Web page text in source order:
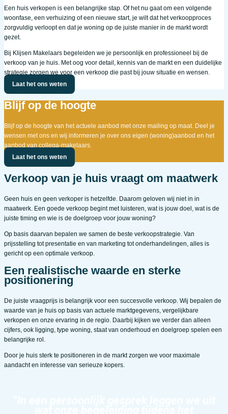
Een huis verkopen is een belangrijke stap. Of het nu gaat om een volgende
woonfase, een verhuizing of een nieuwe start, je wilt dat het verkoopproces
zorgvuldig verloopt en dat je woning op de juiste manier in de markt wordt
gezet.
Bij Klijsen Makelaars begeleiden we je persoonlijk en professioneel bij de
verkoop van je huis. Met oog voor detail, kennis van de markt en een duidelijke
strategie zorgen we voor een verkoop die past bij jouw situatie en wensen.
Laat het ons weten
Blijf op de hoogte
Blijf op de hoogte van het actuele aanbod met onze mailing op maat. Deel je
wensen met ons en wij informeren je over ons eigen (woning)aanbod en het
aanbod van collega-makelaars.
Laat het ons weten
Verkoop van je huis vraagt om maatwerk
Geen huis en geen verkoper is hetzelfde. Daarom geloven wij niet in in
maatwerk. Een goede verkoop begint met luisteren, wat is jouw doel, wat is de
juiste timing en wie is de doelgroep voor jouw woning?
Op basis daarvan bepalen we samen de beste verkoopstrategie. Van
prijsstelling tot presentatie en van marketing tot onderhandelingen, alles is
gericht op een optimale verkoop.
Een realistische waarde en sterke
positionering
De juiste vraagprijs is belangrijk voor een succesvolle verkoop. Wij bepalen de
waarde van je huis op basis van actuele marktgegevens, vergelijkbare
verkopen en onze ervaring in de regio. Daarbij kijken we verder dan alleen
cijfers, ook ligging, type woning, staat van onderhoud en doelgroep spelen een
belangrijke rol.
Door je huis sterk te positioneren in de markt zorgen we voor maximale
aandacht en interesse van serieuze kopers.